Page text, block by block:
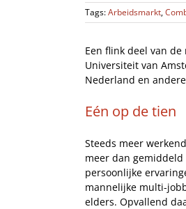
Tags:Arbeidsmarkt,
Een flink deel van
Universiteit van
Nederland en
Eén op de tien
Steeds meer
meer dan
persoonlijke
mannelijke multi-
elders. Opvallend